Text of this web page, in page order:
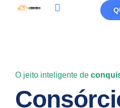
O jeito inteligente de